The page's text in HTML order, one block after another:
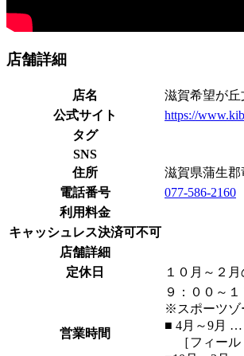
店舗詳細
店名
滋賀希望が丘
公式サイト
https://
タグ
SNS
住所
滋賀県蒲生郡
電話番号
077-586-2160
利用料金
キャッシュレス決済可不可
店舗詳細
定休日
１０月～２
営業時間
９：００～１
※スポーツゾ
■ 4月～9月 …
［フィール